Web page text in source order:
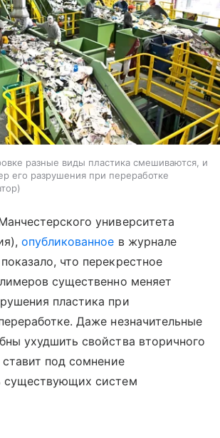
разные виды пластика смешиваются, и
его разрушения при переработке
университета
опубликованное в журнале
что перекрестное
существенно меняет
пластика при
Даже незначительные
ухудшить свойства вторичного
под сомнение
существующих систем